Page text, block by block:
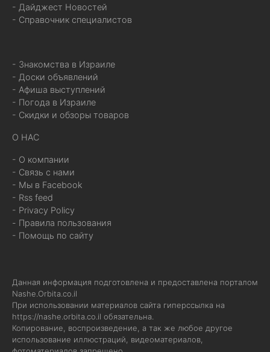
- Дайджест Новостей
- Справочник специалистов
- Знакомства в Израиле
- Доски объявлений
- Афиша выступлений
- Погода в Израиле
- Скидки и обзоры товаров
О НАС
- О компании
- Связь с нами
- Мы в Facebook
- Rss feed
- Privacy Policy
- Правила пользования
- Помощь по сайту
Данная информация подготовлена и предоставлена порталом
Nashe.Orbita.co.il
При использовании материалов сайта гиперссылка на
https://nashe.orbita.co.il обязательна.
Копирование, воспроизведение, а так же любое другое
использование иллюстраций, видеоматериалов,